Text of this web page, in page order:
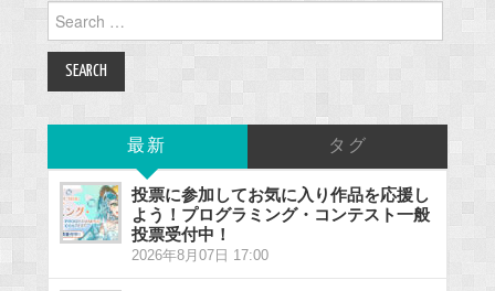
for:
最新 タグ
投票に参加してお気に入り作品を応援し
よう！プログラミング・コンテスト一般
投票受付中！
2026年8月07日 17:00